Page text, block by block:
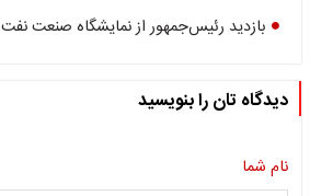
بازدید رئیس‌جمهور از نمایشگاه صنعت نفت
دیدگاه تان را بنویسید
نام شما